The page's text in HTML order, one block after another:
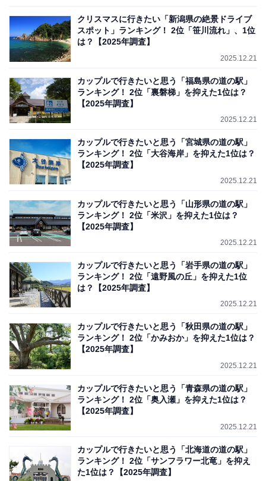
クリスマスに行きたい「新潟県の絶景ドライブ
スポット」ランキング！ 2位「笹川流れ」、1位
は？【2025年調査】
2025.12.21
カップルで行きたいと思う「福島県の道の駅」
ランキング！ 2位「裏磐梯」を抑えた1位は？
【2025年調査】
2025.12.21
カップルで行きたいと思う「宮城県の道の駅」
ランキング！ 2位「大谷海岸」を抑えた1位は？
【2025年調査】
2025.12.21
カップルで行きたいと思う「山形県の道の駅」
ランキング！ 2位「米沢」を抑えた1位は？
【2025年調査】
2025.12.21
カップルで行きたいと思う「岩手県の道の駅」
ランキング！ 2位「遠野風の丘」を抑えた1位
は？【2025年調査】
2025.12.21
カップルで行きたいと思う「秋田県の道の駅」
ランキング！ 2位「かみおか」を抑えた1位は？
【2025年調査】
2025.12.21
カップルで行きたいと思う「青森県の道の駅」
ランキング！ 2位「奥入瀬」を抑えた1位は？
【2025年調査】
2025.12.21
カップルで行きたいと思う「北海道の道の駅」
ランキング！ 2位「サンフラワー北竜」を抑え
た1位は？【2025年調査】